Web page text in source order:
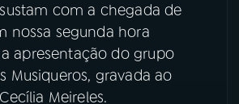
com a chegada de
nossa segunda hora
apresentação do grupo
Musiqueros, gravada ao
Meireles.